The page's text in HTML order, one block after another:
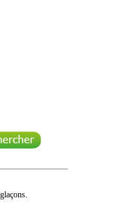
PAR NOM